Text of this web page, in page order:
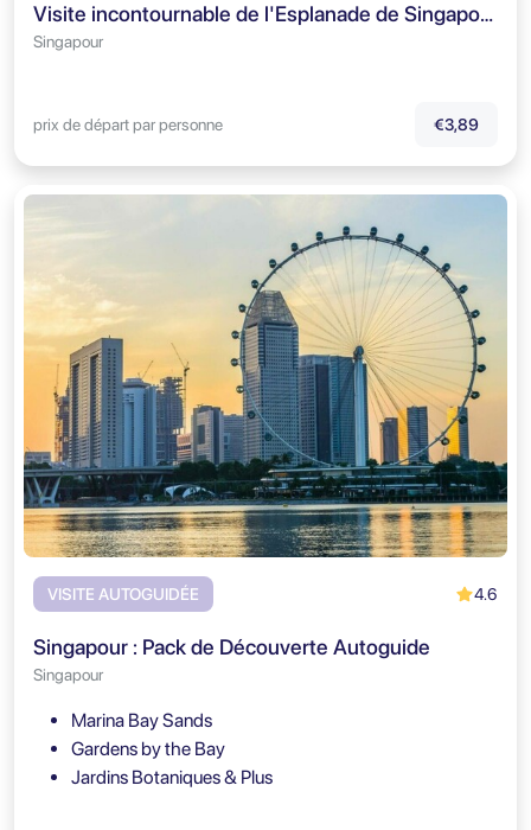
Visite incontournable de l'Esplanade de Singapour
Singapour
prix de départ par personne €3,89
VISITE AUTOGUIDÉE 4.6
Singapour : Pack de Découverte Autoguide
Singapour
Marina Bay Sands
Gardens by the Bay
Jardins Botaniques & Plus